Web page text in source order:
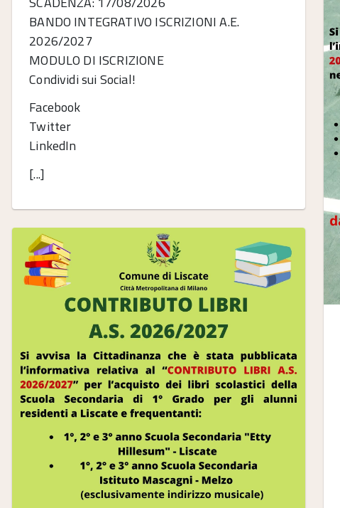
BANDO INTEGRATIVO ISCRIZIONI A.E.
2026/2027
MODULO DI ISCRIZIONE
Condividi sui Social!
Facebook
Twitter
LinkedIn
[...]